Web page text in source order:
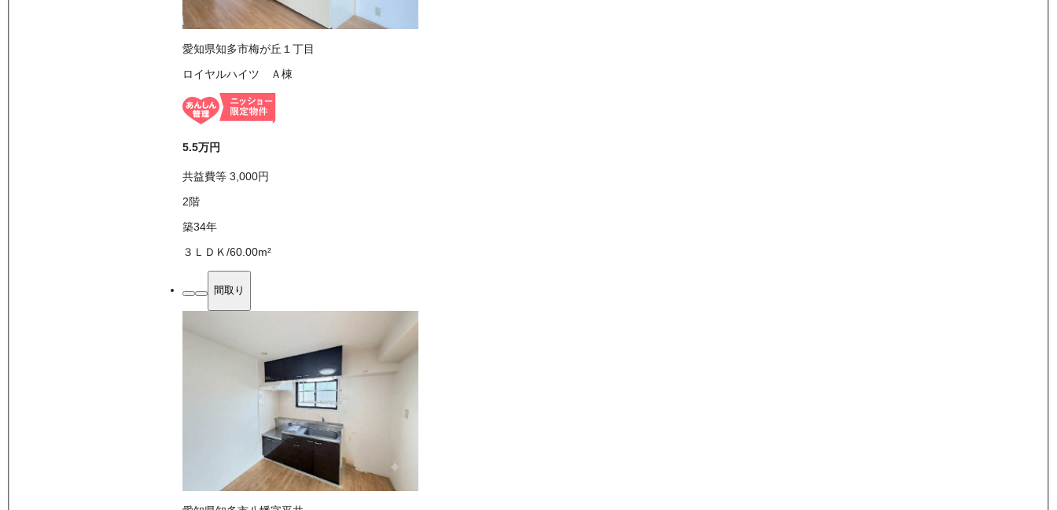
愛知県知多市梅が丘１丁目
ロイヤルハイツ Ａ棟
5.5万円
共益費等 3,000円
2階
築34年
３ＬＤＫ /60.00m²
間取り